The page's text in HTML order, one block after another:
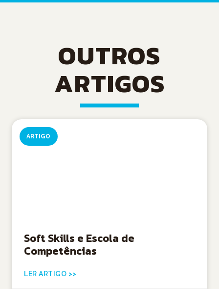
OUTROS
ARTIGOS
ARTIGO
Soft Skills e Escola de
Competências
LER ARTIGO >>